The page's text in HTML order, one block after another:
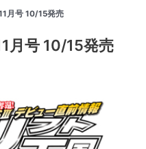
月号 10/15発売
月号 10/15発売